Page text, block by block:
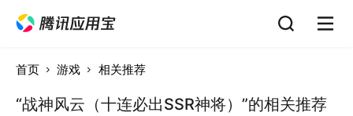
首页 游戏 相关推荐
“战神风云（十连必出SSR神将）”的相关推荐